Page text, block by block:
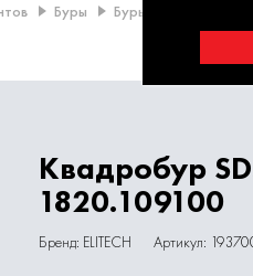
Буры Буры SDS-Plus
Квадробур
1820.109100
Бренд: ELITECH Артикул: